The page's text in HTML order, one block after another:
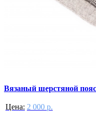
Вязаный шерстяной пояс
Цена: 2 000 р.